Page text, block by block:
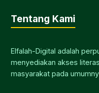
Tentang Kami
Elfalah-Digital adalah
menyediakan akses
masyarakat pada